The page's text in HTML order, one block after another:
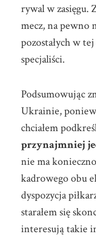
rywal w zasięgu.
mecz, na pewno
pozostałych w
specjaliści.
Podsumowując
Ukrainie,
chciałem
przynajmniej
nie ma
kadrowego obu
dyspozycja
starałem się
interesują takie